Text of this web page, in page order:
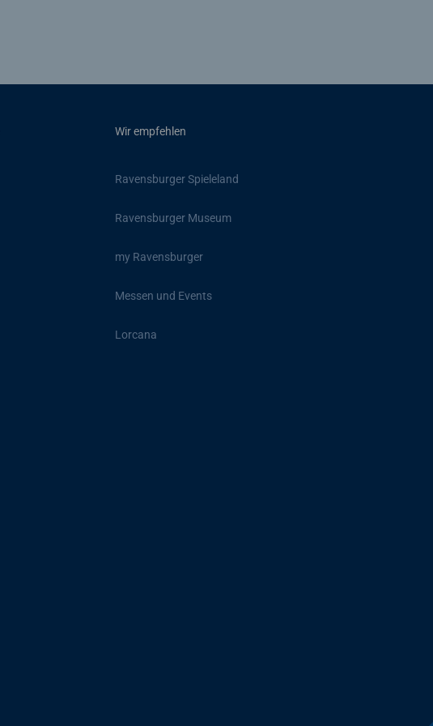
Wir empfehlen
Ravensburger Spieleland
Ravensburger Museum
my Ravensburger
Messen und Events
Lorcana